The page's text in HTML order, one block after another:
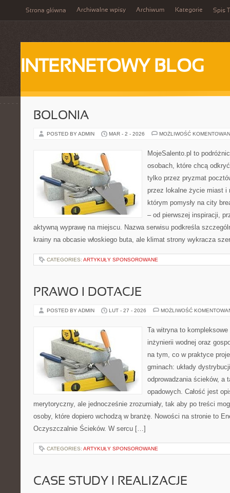
Strona główna Archiwalne wpisy Archiwum Kategorie Spis
INTERNETOWY BLOG
BOLONIA
POSTED BY ADMIN MAR - 2 - 2026 MOŻLIWOŚĆ
MojeSalento.pl to
osobach, które chcą
tylko przez pryzmat
przez lokalne życie miast i
którym pomysły na city
– od pierwszej inspiracji,
aktywną wyprawę na miejscu. Nazwa serwisu podkreśla
krainy na obcasie włoskiego buta, ale klimat strony wykracza
CATEGORIES: ARTYKUŁY SPONSOROWANE
PRAWO I DOTACJE
POSTED BY ADMIN LUT - 27 - 2026 MOŻLIWOŚĆ
Ta witryna to
inżynierii wodnej oraz
na tym, co w praktyce
gminach: układy
odprowadzania ścieków, a
opadowych. Całość jest
merytoryczny, ale jednocześnie zrozumiały, tak aby po treści
osoby, które dopiero wchodzą w branżę. Nowości na stronie to
Oczyszczalnie Ścieków. W sercu […]
CATEGORIES: ARTYKUŁY SPONSOROWANE
CASE STUDY I REALIZACJE